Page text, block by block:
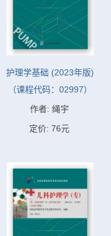
护理学基础 (2023年版)
（课程代码：02997）
作者: 绳宇
定价: 76元